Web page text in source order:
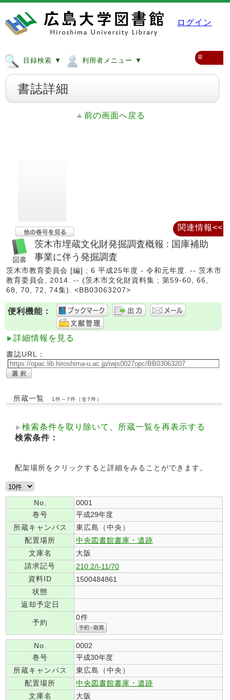
ログイン
目録検索 ▼ 利用者メニュー ▼ ≡
書誌詳細
前の画面へ戻る
茨木市埋蔵文化財発掘調査概報 : 国庫補助
事業に伴う発掘調査
茨木市教育委員会 [編] ; 6 平成25年度 - 令和元年度. -- 茨木市
教育委員会, 2014. -- (茨木市文化財資料集 ; 第59-60, 66,
68, 70, 72, 74集). <BB03063207>
便利機能：
詳細情報を見る
書誌URL：
所蔵一覧 1件～7件（全7件）
検索条件を取り除いて、所蔵一覧を再表示する
検索条件：
配架場所をクリックすると詳細をみることができます。
No.
0001
巻号
平成29年度
所蔵キャンパス
東広島（中央）
配置場所
中央図書館書庫・遺跡
文庫名
大阪
請求記号
210.2/I-11/70
資料ID
1500484861
状態
返却予定日
予約
0件
No.
0002
巻号
平成30年度
所蔵キャンパス
東広島（中央）
配置場所
中央図書館書庫・遺跡
文庫名
大阪
関連情報<<